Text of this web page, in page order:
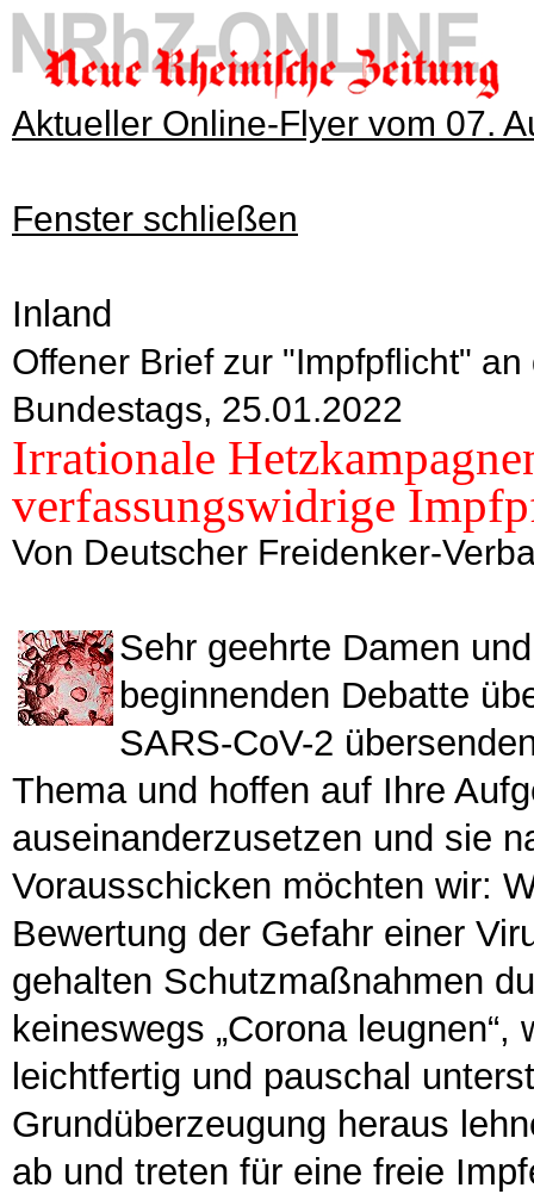
Aktueller Online-Flyer vom 07.
Fenster schließen
Inland
Offener Brief zur "Impfpflicht"
Bundestags, 25.01.2022
Irrationale
verfassungswidrige
Von Deutscher Freidenker-
Sehr geehrte Damen
beginnenden Debatte
SARS-CoV-2
Thema und hoffen auf Ihre
auseinanderzusetzen und sie
Vorausschicken möchten wir:
Bewertung der Gefahr einer
gehalten Schutzmaßnahmen
keineswegs „Corona
leichtfertig und pauschal
Grundüberzeugung heraus
ab und treten für eine freie